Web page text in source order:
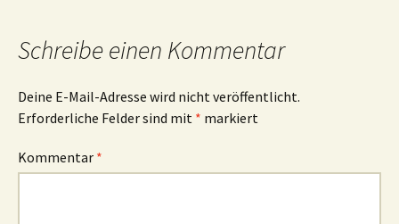
Schreibe einen Kommentar
Deine E-Mail-Adresse wird nicht veröffentlicht.
Erforderliche Felder sind mit * markiert
Kommentar *